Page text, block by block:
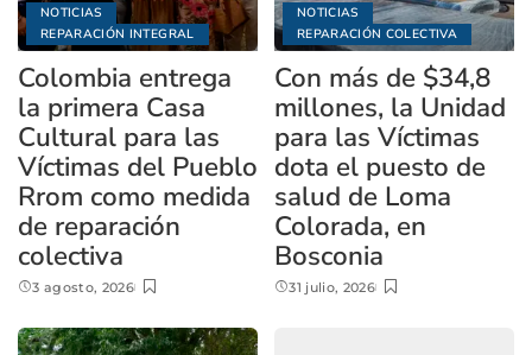
NOTICIAS
REPARACIÓN INTEGRAL
Colombia entrega
la primera Casa
Cultural para las
Víctimas del Pueblo
Rrom como medida
de reparación
colectiva
3 agosto, 2026
NOTICIAS
REPARACIÓN COLECTIVA
Con más de $34,8
millones, la Unidad
para las Víctimas
dota el puesto de
salud de Loma
Colorada, en
Bosconia
31 julio, 2026